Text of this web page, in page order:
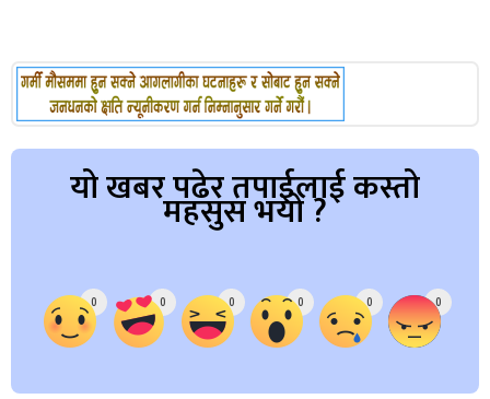
यो खबर पढेर तपाईलाई कस्तो
महसुस भयो ?
0 0 0 0 0 0